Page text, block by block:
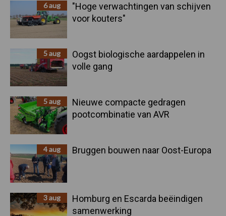
6 aug
"Hoge verwachtingen van schijven
voor kouters"
5 aug
Oogst biologische aardappelen in
volle gang
5 aug
Nieuwe compacte gedragen
pootcombinatie van AVR
4 aug Bruggen bouwen naar Oost-Europa
3 aug
Homburg en Escarda beëindigen
samenwerking